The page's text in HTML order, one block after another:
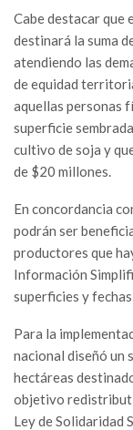
Cabe destacar que
destinará la suma
atendiendo las
de equidad
aquellas personas
superficie
cultivo de soja y
de $20 millones.
En concordancia
podrán ser
productores que
Información
superficies y
Para la
nacional diseñó un
hectáreas
objetivo
Ley de Solidaridad